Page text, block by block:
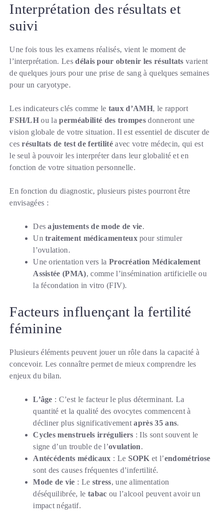
Interprétation des résultats et
suivi
Une fois tous les examens réalisés, vient le moment de
l’interprétation. Lesdélais pour obtenir les résultats varient
de quelques jours pour une prise de sang à quelques semaines
pour un caryotype.
Les indicateurs clés comme le taux d’AMH, le rapport
FSH/LH ou laperméabilité des trompes donneront une
vision globale de votre situation. Il est essentiel de discuter de
cesrésultats de test de fertilité avec votre médecin, qui est
le seul à pouvoir les interpréter dans leur globalité et en
fonction de votre situation personnelle.
En fonction du diagnostic, plusieurs pistes pourront être
envisagées :
Desajustements de mode de vie.
Untraitement médicamenteuxpour stimuler
l’ovulation.
Une orientation vers la Procréation Médicalement
Assistée (PMA), comme l’insémination artificielle ou
la fécondation in vitro (FIV).
Facteurs influençant la fertilité
féminine
Plusieurs éléments peuvent jouer un rôle dans la capacité à
concevoir. Les connaître permet de mieux comprendre les
enjeux du bilan.
L’âge : C’est le facteur le plus déterminant. La
quantité et la qualité des ovocytes commencent à
décliner plus significativementaprès 35 ans.
Cycles menstruels irréguliers : Ils sont souvent le
signe d’un trouble de l’ovulation.
Antécédents médicaux : Le SOPK et l’endométriose
sont des causes fréquentes d’infertilité.
Mode de vie : Le stress, une alimentation
déséquilibrée, le tabac ou l’alcool peuvent avoir un
impact négatif.